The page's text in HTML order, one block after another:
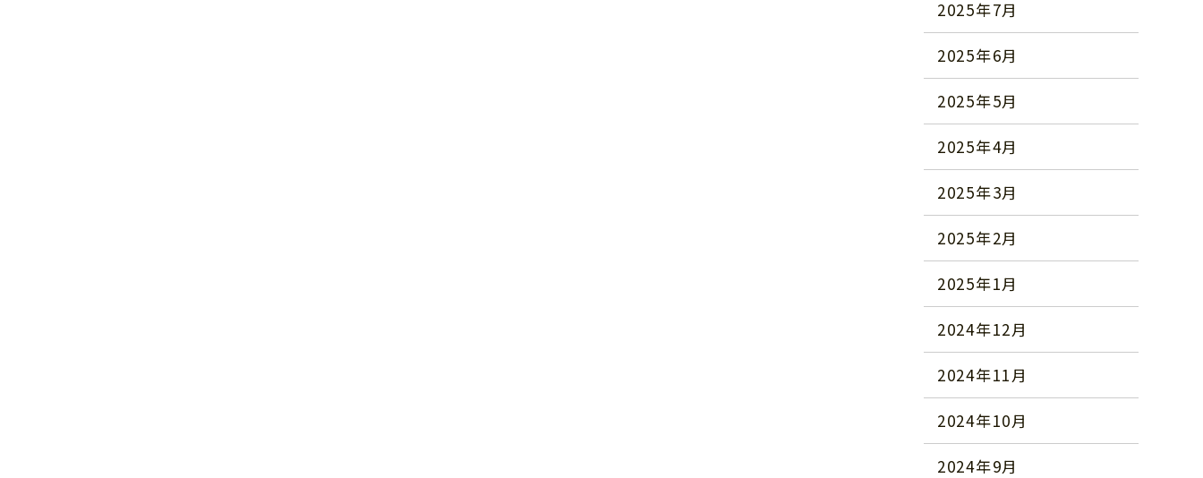
2025年7月
2025年6月
2025年5月
2025年4月
2025年3月
2025年2月
2025年1月
2024年12月
2024年11月
2024年10月
2024年9月